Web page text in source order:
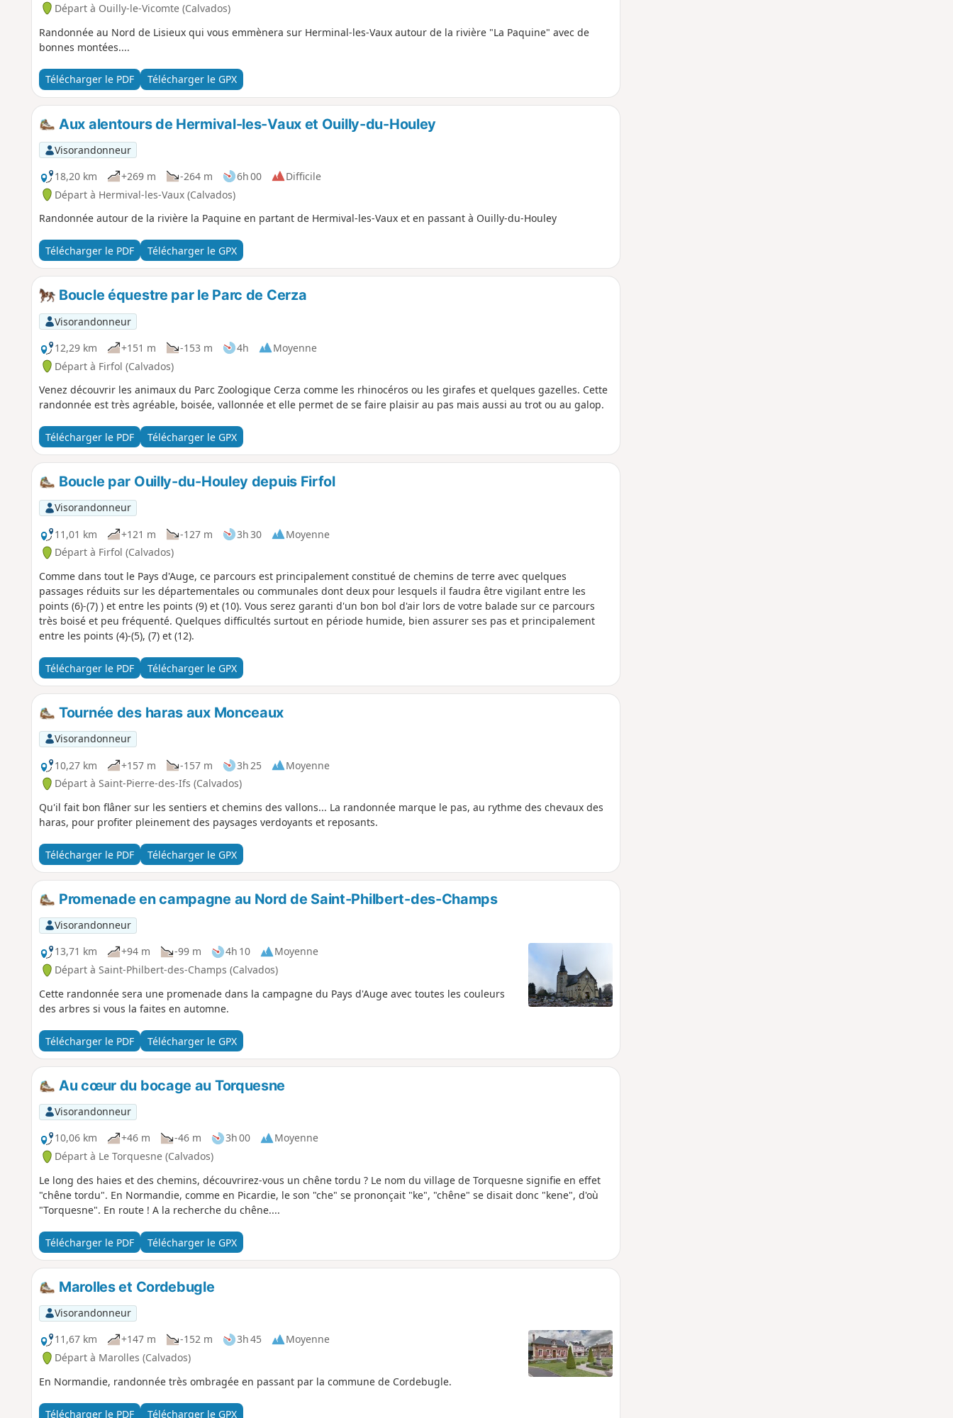
Départ à Ouilly-le-Vicomte (Calvados)
Randonnée au Nord de Lisieux qui vous emmènera sur Herminal-les-Vaux autour de la rivière "La Paquine" avec de
bonnes montées....
Télécharger le PDF Télécharger le GPX
Aux alentours de Hermival-les-Vaux et Ouilly-du-Houley
Visorandonneur
18,20 km
+269 m -264 m 6h 00
Difficile
Départ à Hermival-les-Vaux (Calvados)
Randonnée autour de la rivière la Paquine en partant de Hermival-les-Vaux et en passant à Ouilly-du-Houley
Télécharger le PDF Télécharger le GPX
Boucle équestre par le Parc de Cerza
Visorandonneur
12,29 km
+151 m -153 m 4h
Moyenne
Départ à Firfol (Calvados)
Venez découvrir les animaux du Parc Zoologique Cerza comme les rhinocéros ou les girafes et quelques gazelles. Cette
randonnée est très agréable, boisée, vallonnée et elle permet de se faire plaisir au pas mais aussi au trot ou au galop.
Télécharger le PDF Télécharger le GPX
Boucle par Ouilly-du-Houley depuis Firfol
Visorandonneur
11,01 km
+121 m -127 m 3h 30
Moyenne
Départ à Firfol (Calvados)
Comme dans tout le Pays d'Auge, ce parcours est principalement constitué de chemins de terre avec quelques
passages réduits sur les départementales ou communales dont deux pour lesquels il faudra être vigilant entre les
points (6)-(7) ) et entre les points (9) et (10). Vous serez garanti d'un bon bol d'air lors de votre balade sur ce parcours
très boisé et peu fréquenté. Quelques difficultés surtout en période humide, bien assurer ses pas et principalement
entre les points (4)-(5), (7) et (12).
Télécharger le PDF Télécharger le GPX
Tournée des haras aux Monceaux
Visorandonneur
10,27 km
+157 m -157 m 3h 25
Moyenne
Départ à Saint-Pierre-des-Ifs (Calvados)
Qu'il fait bon flâner sur les sentiers et chemins des vallons... La randonnée marque le pas, au rythme des chevaux des
haras, pour profiter pleinement des paysages verdoyants et reposants.
Télécharger le PDF Télécharger le GPX
Promenade en campagne au Nord de Saint-Philbert-des-Champs
Visorandonneur
13,71 km
+94 m -99 m 4h 10
Moyenne
Départ à Saint-Philbert-des-Champs (Calvados)
Cette randonnée sera une promenade dans la campagne du Pays d'Auge avec toutes les couleurs
des arbres si vous la faites en automne.
Télécharger le PDF Télécharger le GPX
Au cœur du bocage au Torquesne
Visorandonneur
10,06 km
+46 m -46 m 3h 00
Moyenne
Départ à Le Torquesne (Calvados)
Le long des haies et des chemins, découvrirez-vous un chêne tordu ? Le nom du village de Torquesne signifie en effet
"chêne tordu". En Normandie, comme en Picardie, le son "che" se prononçait "ke", "chêne" se disait donc "kene", d'où
"Torquesne". En route ! A la recherche du chêne....
Télécharger le PDF Télécharger le GPX
Marolles et Cordebugle
Visorandonneur
11,67 km
+147 m -152 m 3h 45
Moyenne
Départ à Marolles (Calvados)
En Normandie, randonnée très ombragée en passant par la commune de Cordebugle.
Télécharger le PDF Télécharger le GPX